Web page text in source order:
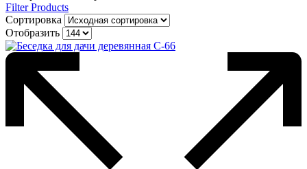
Filter Products
Сортировка
Отобразить